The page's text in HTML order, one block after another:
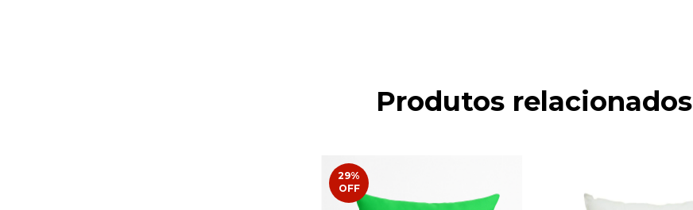
Produtos relacionados
29%
OFF